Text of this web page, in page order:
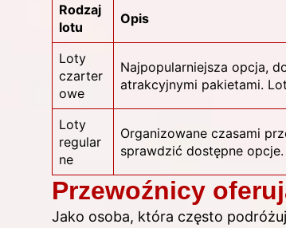
Rodzaj
lotu
Opis
Loty
czarter
owe
Najpopularniejsza opcja,
atrakcyjnymi pakietami.
Loty
regular
ne
Organizowane czasami
sprawdzić dostępne opcje.
Przewoźnicy
Jako osoba, która często